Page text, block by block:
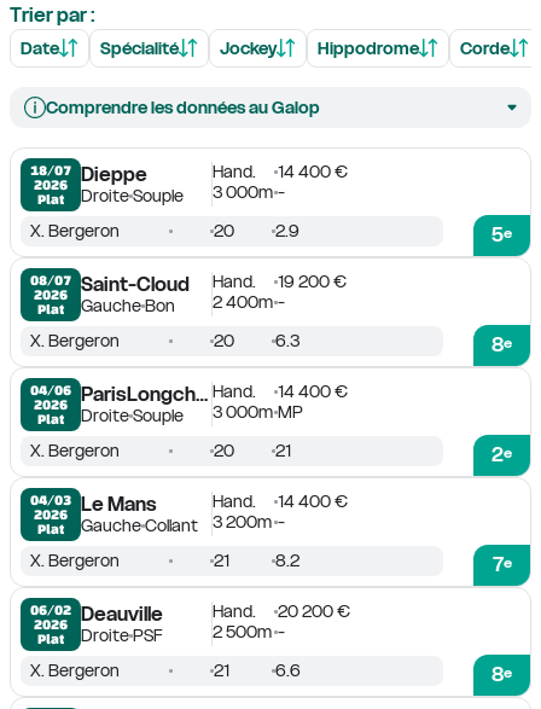
Trier par :
Date Spécialité Jockey Hippodrome Corde
Comprendre les données au Galop
18/07
2026
Plat
Dieppe
DroiteSouple
Hand.
14 400 €
3 000m -
5e
X. Bergeron 20 2.9
08/07
2026
Plat
Saint-Cloud
GaucheBon
Hand.
19 200 €
2 400m -
8e
X. Bergeron 20 6.3
04/06
2026
Plat
ParisLongchamp
DroiteSouple
Hand.
14 400 €
3 000m MP
2e
X. Bergeron 20 21
04/03
2026
Plat
Le Mans
GaucheCollant
Hand.
14 400 €
3 200m -
7e
X. Bergeron 21 8.2
06/02
2026
Plat
Deauville
DroitePSF
Hand.
20 200 €
2 500m -
8e
X. Bergeron 21 6.6